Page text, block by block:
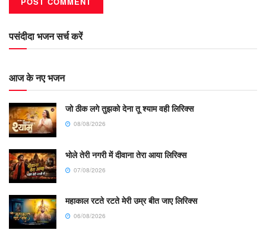
पसंदीदा भजन सर्च करें
आज के नए भजन
जो ठीक लगे तुझको देना तू श्याम वही लिरिक्स
08/08/2026
भोले तेरी नगरी में दीवाना तेरा आया लिरिक्स
07/08/2026
महाकाल रटते रटते मेरी उम्र बीत जाए लिरिक्स
06/08/2026